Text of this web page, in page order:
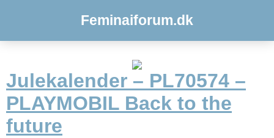
Feminaiforum.dk
Julekalender – PL70574 –
PLAYMOBIL Back to the
future